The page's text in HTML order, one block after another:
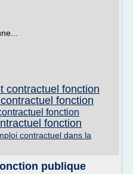
contractuel fonction
fonction
fonction
fonction
contractuel dans la
publique